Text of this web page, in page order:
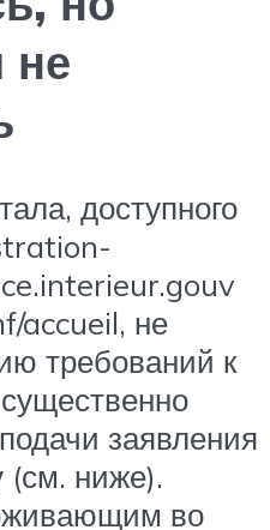
не
доступного
accueil, не
требований к
заявления
(см. ниже).
во